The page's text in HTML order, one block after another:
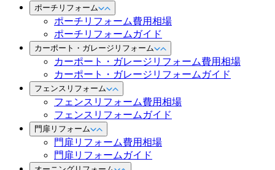
ポーチリフォーム
ポーチリフォーム費用相場
ポーチリフォームガイド
カーポート・ガレージリフォーム
カーポート・ガレージリフォーム費用相場
カーポート・ガレージリフォームガイド
フェンスリフォーム
フェンスリフォーム費用相場
フェンスリフォームガイド
門扉リフォーム
門扉リフォーム費用相場
門扉リフォームガイド